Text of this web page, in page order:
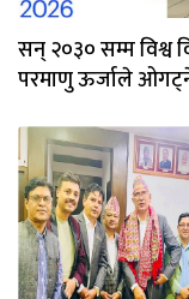
सन् २०३० सम्म विश्व
परमाणु ऊर्जाले